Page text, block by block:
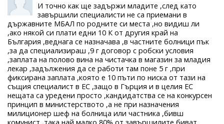
И точно как ще задържи младите ,след като
завършили специалисти не са приемани в
държавните МБАЛ по родните си места ,но видиш ли
,ако някой си плати едни 10 К от другия край на
България ,веднага се назначава ,в частните болници пък
,за да специализираш ,9 г договор с робски условия
,заплата на полово вина на чистачка в магазин за младия
лекар ,задължения да се работи там поне 5 г ,при
фиксирана заплата ,която е 10 пъти по ниска от тази на
същия специалист в ЕС ,защо в Гърция и в целия ЕС
нещата са уредени просто ,кандидатства се на конкурсен
принцип в министерството ,а не при назначения
милиционер шеф на болница или частника ,бивш
комунист ,така най малко 80% от завършилите биват